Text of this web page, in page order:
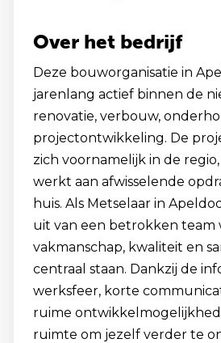
Over het bedrijf
Deze bouworganisatie in
jarenlang actief binnen de
renovatie, verbouw,
projectontwikkeling. De
zich voornamelijk in de
werkt aan afwisselende
huis. Als Metselaar in
uit van een betrokken team
vakmanschap, kwaliteit en
centraal staan. Dankzij de
werksfeer, korte
ruime
ruimte om jezelf verder te